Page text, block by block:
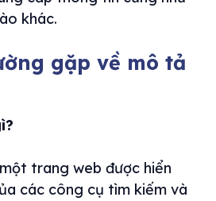
khác.
gặp về mô tả
trang web được hiển
các công cụ tìm kiếm và